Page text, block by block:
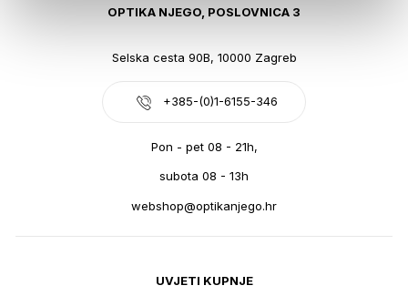
OPTIKA NJEGO, POSLOVNICA 3
Selska cesta 90B, 10000 Zagreb
+385-(0)1-6155-346
Pon - pet 08 - 21h,
subota 08 - 13h
webshop@optikanjego.hr
UVJETI KUPNJE